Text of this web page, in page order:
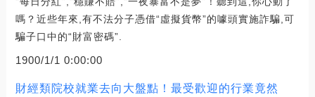
嗎？近些年來,有不法分子憑借“虛擬貨幣”的噱頭實施詐騙,可
騙子口中的“財富密碼”.
1900/1/1 0:00:00
財經類院校就業去向大盤點！最受歡迎的行業竟然